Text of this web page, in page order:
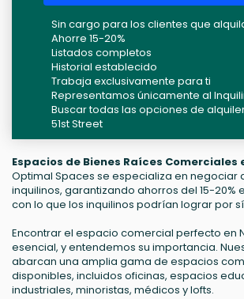
Sin cargo para los clientes que
Ahorre 15-20%
Listados completos
Historial establecido
Trabaja exclusivamente para ti
Representamos únicamente al
Buscar todas las opciones de
51st Street
Espacios de Bienes Raíces Comerciales
Optimal Spaces se especializa en negociar
inquilinos, garantizando ahorros del 15-20%
con lo que los inquilinos podrían lograr por
Encontrar el espacio comercial perfecto en
esencial, y entendemos su importancia.
abarcan una amplia gama de espacios
disponibles, incluidos oficinas, espacios
industriales, minoristas, médicos y lofts.